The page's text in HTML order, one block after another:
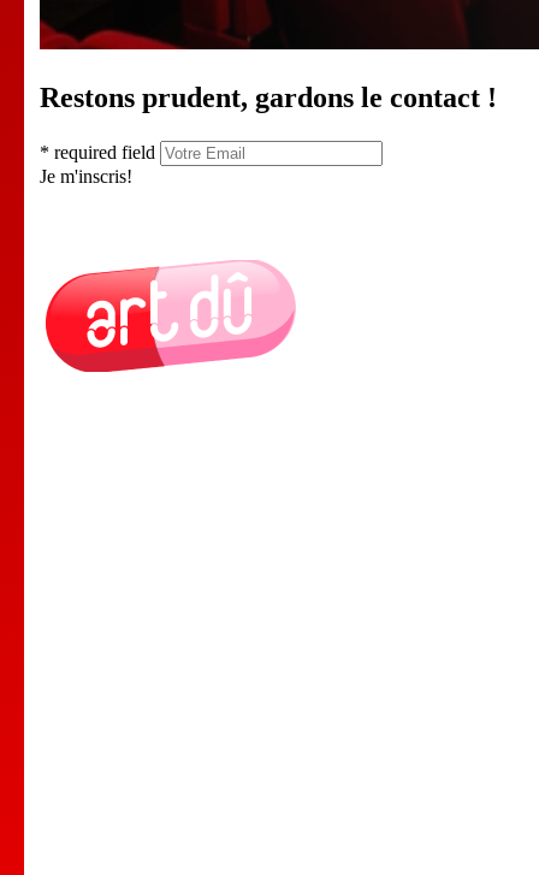
Restons prudent, gardons le contact !
* required field
Je m'inscris!